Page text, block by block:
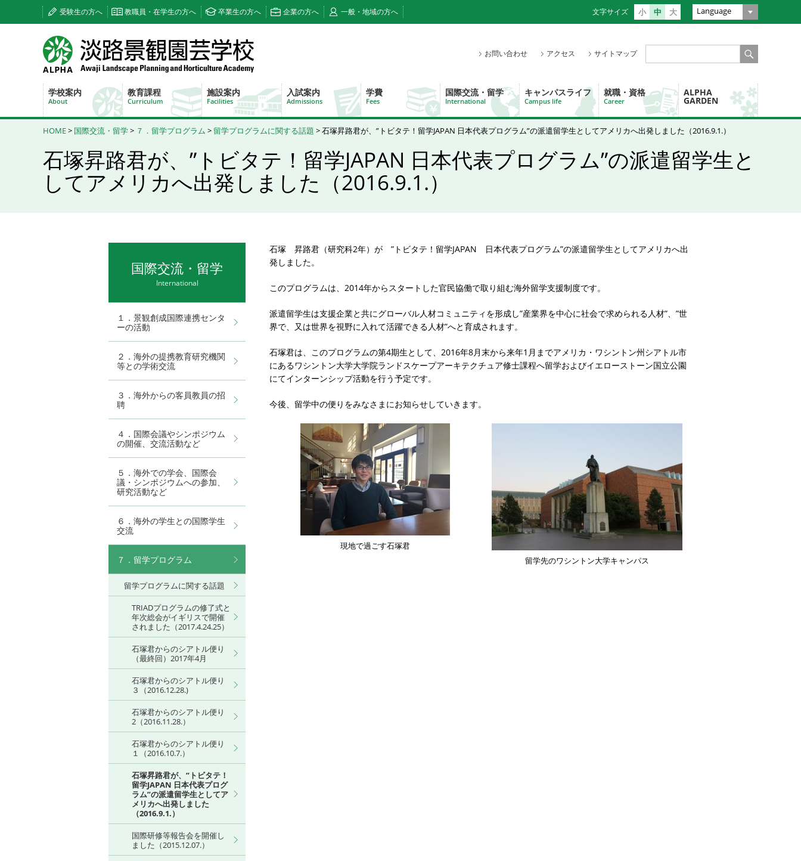
Language
文字サイズ 小 中 大
受験生の方へ 教職員・在学生の方へ 卒業生の方へ 企業の方へ 一般・地域の方へ
学校案内
About
教育課程
Curriculum
施設案内
Facilities
入試案内
Admissions
学費
Fees
国際交流・留学
International
キャンパスライフ
Campus life
就職・資格
Career
ALPHA
GARDEN
お問い合わせ アクセス サイトマップ
HOME> 国際交流・留学> ７．留学プログラム > 留学プログラムに関する話題 > 石塚昇路君が、”トビタテ！留学JAPAN 日本代表プログラム”の派遣留学生としてアメリカへ出発しました（2016.9.1.）
石塚昇路君が、”トビタテ！留学JAPAN 日本代表プログラム”の派遣留学生と
してアメリカへ出発しました（2016.9.1.）
石塚 昇路君（研究科2年）が ”トビタテ！留学JAPAN 日本代表プログラム”の派遣留学生としてアメリカへ出
発しました。
このプログラムは、2014年からスタートした官民協働で取り組む海外留学支援制度です。
派遣留学生は支援企業と共にグローバル人材コミュニティを形成し”産業界を中心に社会で求められる人材”、”世
界で、又は世界を視野に入れて活躍できる人材”へと育成されます。
石塚君は、このプログラムの第4期生として、2016年8月末から来年1月までアメリカ・ワシントン州シアトル市
にあるワシントン大学大学院ランドスケープアーキテクチュア修士課程へ留学およびイエローストーン国立公園
にてインターンシップ活動を行う予定です。
今後、留学中の便りをみなさまにお知らせしていきます。
現地で過ごす石塚君
留学先のワシントン大学キャンパス
国際交流・留学
International
１．景観創成国際連携センタ
ーの活動
２．海外の提携教育研究機関
等との学術交流
３．海外からの客員教員の招
聘
４．国際会議やシンポジウム
の開催、交流活動など
５．海外での学会、国際会
議・シンポジウムへの参加、
研究活動など
６．海外の学生との国際学生
交流
７．留学プログラム
留学プログラムに関する話題
TRIADプログラムの修了式と
年次総会がイギリスで開催
されました（2017.4.24.25）
石塚君からのシアトル便り
（最終回）2017年4月
石塚君からのシアトル便り
３（2016.12.28.)
石塚君からのシアトル便り
2（2016.11.28.）
石塚君からのシアトル便り
１（2016.10.7.）
石塚昇路君が、”トビタテ！
留学JAPAN 日本代表プログ
ラム”の派遣留学生としてア
メリカへ出発しました
（2016.9.1.）
国際研修等報告会を開催し
ました（2015.12.07.）